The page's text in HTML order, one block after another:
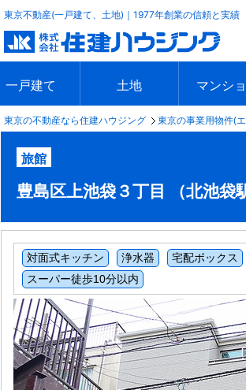
東京不動産(一戸建て、土地)｜1977年創業の信頼と実績
一戸建て
エリアで探す
沿線で探す
新築一戸建て
中古一戸建て
本日の新着物件
今週の新着物件
土地
エリアで探す
沿線で探す
本日の新着物件
今週の新着物件
マンシ
エリアで
沿線で探
本日の新
今週の新
東京の不動産なら住建ハウジング 東京の事業用物件(
旅館
豊島区上池袋３丁目 （北池袋
対面式キッチン 浄水器 宅配ボックス
スーパー徒歩10分以内